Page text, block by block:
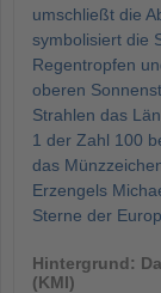
umschließt die
symbolisiert die
Regentropfen
oberen
Strahlen das
1 der Zahl 100
das
Erzengels
Sterne der
Hintergrund:
(KMI)